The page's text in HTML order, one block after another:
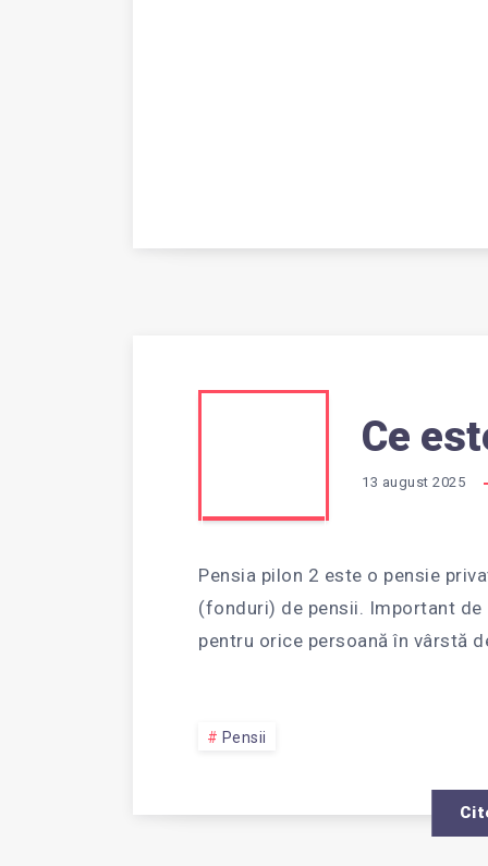
ESTE
PILON
2?
Ce
13 august 2025
Pensia pilon 2 este o pensie
(fonduri) de pensii. Important
pentru orice persoană în vârstă
Pensii